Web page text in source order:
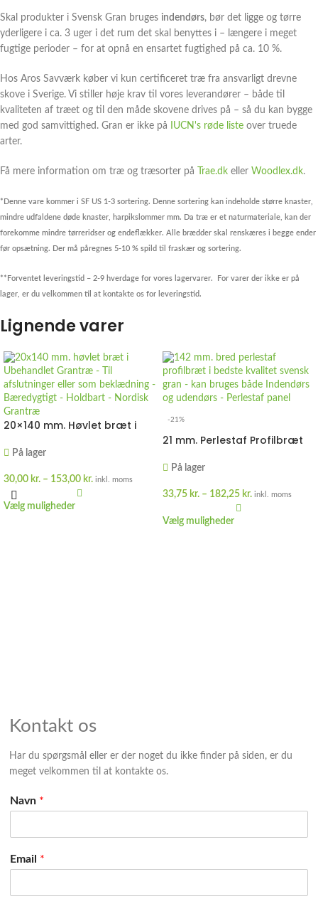
Skal produkter i Svensk Gran bruges indendørs, bør det ligge og tørre
yderligere i ca. 3 uger i det rum det skal benyttes i – længere i meget
fugtige perioder – for at opnå en ensartet fugtighed på ca. 10 %.
Hos Aros Savværk køber vi kun certificeret træ fra ansvarligt drevne
skove i Sverige. Vi stiller høje krav til vores leverandører – både til
kvaliteten af træet og til den måde skovene drives på – så du kan bygge
med god samvittighed. Gran er ikke på
IUCN's røde liste over truede
arter.
Få mere information om træ og træsorter på Trae.dk eller Woodlex.dk.
*Denne vare kommer i SF US 1-3 sortering. Denne sortering kan indeholde større knaster,
mindre udfaldene døde knaster, harpikslommer mm. Da træ er et naturmateriale, kan der
forekomme mindre tørreridser og endeflækker. Alle brædder skal renskæres i begge ender
før opsætning. Der må påregnes 5-10 % spild til fraskær og sortering.
**Forventet leveringstid – 2-9 hverdage for vores lagervarer.
For varer der ikke er på
lager, er du velkommen til at kontakte os for leveringstid.
Lignende varer
20×140 mm. Høvlet bræt i
På lager
30,00 kr. – 153,00 kr. inkl. moms
Vælg muligheder
-21%
21 mm. Perlestaf Profilbræt
Gran
På lager
33,75 kr. – 182,25 kr. inkl. moms
Vælg muligheder
Kontakt os
Har du spørgsmål eller er der noget du ikke finder på siden, er du
meget velkommen til at kontakte os.
Navn *
Email *